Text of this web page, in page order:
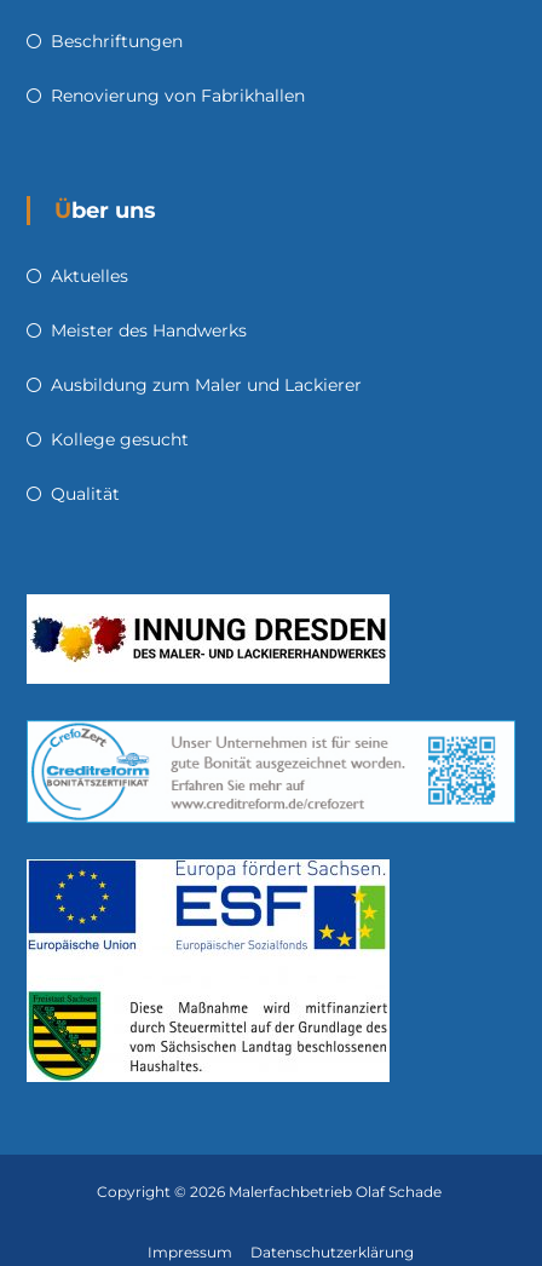
Beschriftungen
Renovierung von Fabrikhallen
Über uns
Aktuelles
Meister des Handwerks
Ausbildung zum Maler und Lackierer
Kollege gesucht
Qualität
Copyright © 2026 Malerfachbetrieb Olaf Schade
Impressum Datenschutzerklärung